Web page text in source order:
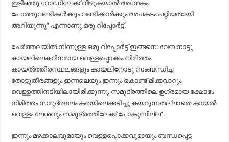
ഇടിഞ്ഞു റോഡിലേക്ക് വീഴുകയാൽ അനേകം
പോത്തുവണ്ടികൾക്കും വണ്ടിക്കാർക്കും അപകടം പറ്റിയതായി
അറിയുന്നു” എന്നാണു ഒരു റിപ്പോർട്ട്.
ചേർത്തലയിൽ നിന്നുള്ള ഒരു റിപ്പോർട്ട് ഇങ്ങനെ: വേമ്പനാട്ടു
കായലിലെകഠിനമായ വെള്ളപ്പൊക്കം നിമിത്തം
കായൽത്തീരസ്ഥലങ്ങളും കായലിനോടു സംബന്ധിച്ച
തോട്ടുതീരങ്ങളും ഇന്നലെയും ഇന്നും കൊണ്ട് മിക്കവാറും
വെള്ളത്തിനടിയിലായിരിക്കുന്നു. സമുദ്രത്തിലെ ഉഗ്രമായ ക്ഷോഭം
നിമിത്തം സമുദ്രജലം കരയിലെക്കടിച്ചു കയറുന്നതല്ലാതെ കായൽ
വെള്ളം ലേശവും സമുദ്രത്തിലേക്ക് പോകുന്നില്ല”.
ഇന്നും മഴക്കാലവുമായും വെള്ളപ്പൊക്കവുമായും ബന്ധപ്പെട്ട